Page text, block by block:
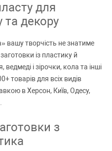
для
та декору
вашу творчість не знатиме
із пластику й
ведмеді і зірочки, кола та інші
товарів для всіх видів
в Херсон, Київ, Одесу,
з